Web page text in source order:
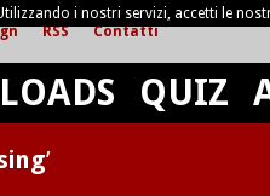
RSS Contatti
QUIZ
’
i nostri servizi, accetti le